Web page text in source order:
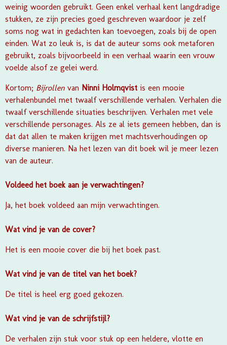
weinig woorden gebruikt. Geen enkel verhaal kent langdradige
stukken, ze zijn precies goed geschreven waardoor je zelf
soms nog wat in gedachten kan toevoegen, zoals bij de open
einden. Wat zo leuk is, is dat de auteur soms ook metaforen
gebruikt, zoals bijvoorbeeld in een verhaal waarin een vrouw
voelde alsof ze gelei werd.
Kortom; Bijrollen van Ninni Holmqvist is een mooie
verhalenbundel met twaalf verschillende verhalen. Verhalen die
twaalf verschillende situaties beschrijven. Verhalen met vele
verschillende personages. Als ze al iets gemeen hebben, dan is
dat dat allen te maken krijgen met machtsverhoudingen op
diverse manieren. Na het lezen van dit boek wil je meer lezen
van de auteur.
Voldeed het boek aan je verwachtingen?
Ja, het boek voldeed aan mijn verwachtingen.
Wat vind je van de cover?
Het is een mooie cover die bij het boek past.
Wat vind je van de titel van het boek?
De titel is heel erg goed gekozen.
Wat vind je van de schrijfstijl?
De verhalen zijn stuk voor stuk op een heldere, vlotte en